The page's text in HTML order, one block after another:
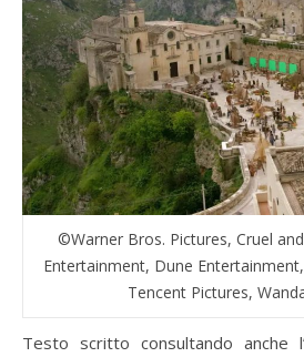
©Warner Bros. Pictures, Cruel
Entertainment, Dune
Tencent Pictures,
Testo scritto consultando anche